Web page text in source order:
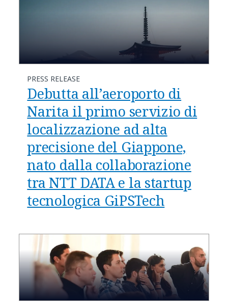
PRESS RELEASE
Debutta all’aeroporto di
Narita il primo servizio di
localizzazione ad alta
precisione del Giappone,
nato dalla collaborazione
tra NTT DATA e la startup
tecnologica GiPSTech